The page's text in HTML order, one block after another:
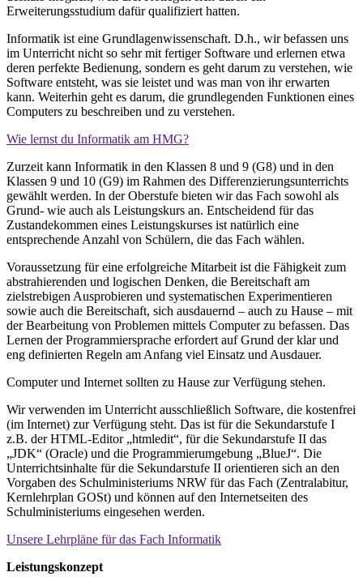
Erweiterungsstudium dafür qualifiziert hatten.
Informatik ist eine Grundlagenwissenschaft. D.h., wir befassen uns
im Unterricht nicht so sehr mit fertiger Software und erlernen etwa
deren perfekte Bedienung, sondern es geht darum zu verstehen, wie
Software entsteht, was sie leistet und was man von ihr erwarten
kann. Weiterhin geht es darum, die grundlegenden Funktionen eines
Computers zu beschreiben und zu verstehen.
Wie lernst du Informatik am HMG?
Zurzeit kann Informatik in den Klassen 8 und 9 (G8) und in den
Klassen 9 und 10 (G9) im Rahmen des Differenzierungsunterrichts
gewählt werden. In der Oberstufe bieten wir das Fach sowohl als
Grund- wie auch als Leistungskurs an. Entscheidend für das
Zustandekommen eines Leistungskurses ist natürlich eine
entsprechende Anzahl von Schülern, die das Fach wählen.
Voraussetzung für eine erfolgreiche Mitarbeit ist die Fähigkeit zum
abstrahierenden und logischen Denken, die Bereitschaft am
zielstrebigen Ausprobieren und systematischen Experimentieren
sowie auch die Bereitschaft, sich ausdauernd – auch zu Hause – mit
der Bearbeitung von Problemen mittels Computer zu befassen. Das
Lernen der Programmiersprache erfordert auf Grund der klar und
eng definierten Regeln am Anfang viel Einsatz und Ausdauer.
Computer und Internet sollten zu Hause zur Verfügung stehen.
Wir verwenden im Unterricht ausschließlich Software, die kostenfrei
(im Internet) zur Verfügung steht. Das ist für die Sekundarstufe I
z.B. der HTML-Editor „htmledit“, für die Sekundarstufe II das
„JDK“ (Oracle) und die Programmierumgebung „BlueJ“. Die
Unterrichtsinhalte für die Sekundarstufe II orientieren sich an den
Vorgaben des Schulministeriums NRW für das Fach (Zentralabitur,
Kernlehrplan GOSt) und können auf den Internetseiten des
Schulministeriums eingesehen werden.
Unsere Lehrpläne für das Fach Informatik
Leistungskonzept